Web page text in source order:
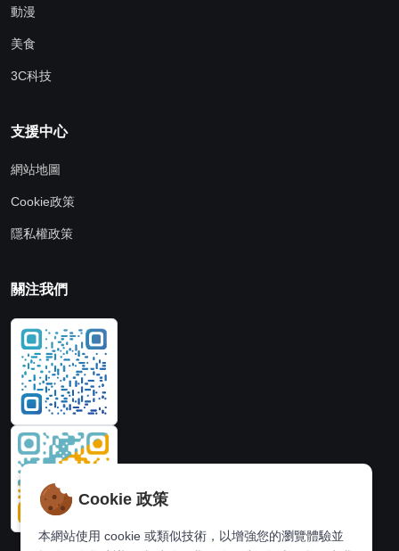
動漫
美食
3C科技
支援中心
網站地圖
Cookie政策
隱私權政策
關注我們
Cookie 政策
本網站使用 cookie 或類似技術，以增強您的瀏覽體驗並